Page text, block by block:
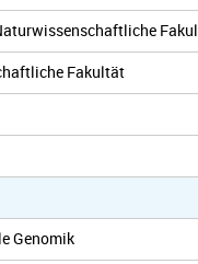
Fakultät
Genomik